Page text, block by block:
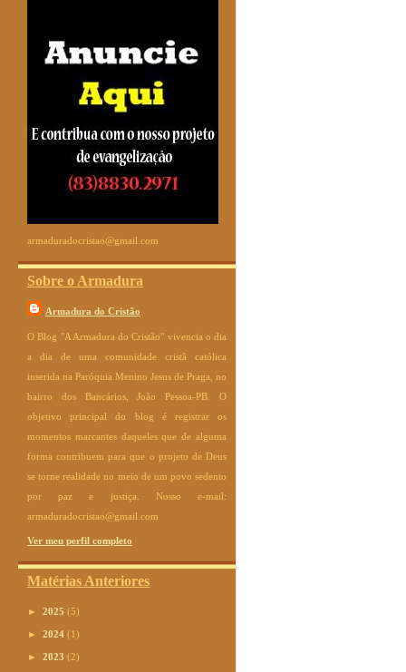
armaduradocristao@gmail.com
Sobre o Armadura
Armadura do Cristão
O Blog "A Armadura do Cristão" vivencia o dia
a dia de uma comunidade cristã católica
inserida na Paróquia Menino Jesus de Praga, no
bairro dos Bancários, João Pessoa-PB. O
objetivo principal do blog é registrar os
momentos marcantes daqueles que de alguma
forma contribuem para que o projeto de Deus
se torne realidade no meio de um povo sedento
por paz e justiça. Nosso e-mail:
armaduradocristao@gmail.com
Ver meu perfil completo
Matérias Anteriores
► 2025 (5)
► 2024 (1)
► 2023 (2)